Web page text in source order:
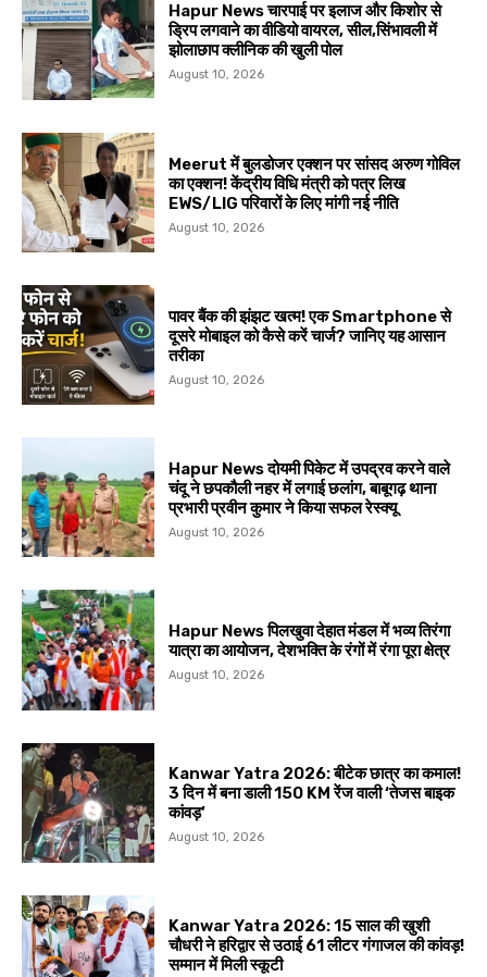
Hapur News चारपाई पर इलाज और किशोर से
ड्रिप लगवाने का वीडियो वायरल, सील,सिंभावली में
झोलाछाप क्लीनिक की खुली पोल
August 10, 2026
Meerut में बुलडोजर एक्शन पर सांसद अरुण गोविल
का एक्शन! केंद्रीय विधि मंत्री को पत्र लिख
EWS/LIG परिवारों के लिए मांगी नई नीति
August 10, 2026
पावर बैंक की झंझट खत्म! एक Smartphone से
दूसरे मोबाइल को कैसे करें चार्ज? जानिए यह आसान
तरीका
August 10, 2026
Hapur News दोयमी पिकेट में उपद्रव करने वाले
चंदू ने छपकौली नहर में लगाई छलांग, बाबूगढ़ थाना
प्रभारी प्रवीन कुमार ने किया सफल रेस्क्यू
August 10, 2026
Hapur News पिलखुवा देहात मंडल में भव्य तिरंगा
यात्रा का आयोजन, देशभक्ति के रंगों में रंगा पूरा क्षेत्र
August 10, 2026
Kanwar Yatra 2026: बीटेक छात्र का कमाल!
3 दिन में बना डाली 150 KM रेंज वाली ‘तेजस बाइक
कांवड़’
August 10, 2026
Kanwar Yatra 2026: 15 साल की खुशी
चौधरी ने हरिद्वार से उठाई 61 लीटर गंगाजल की कांवड़!
सम्मान में मिली स्कूटी